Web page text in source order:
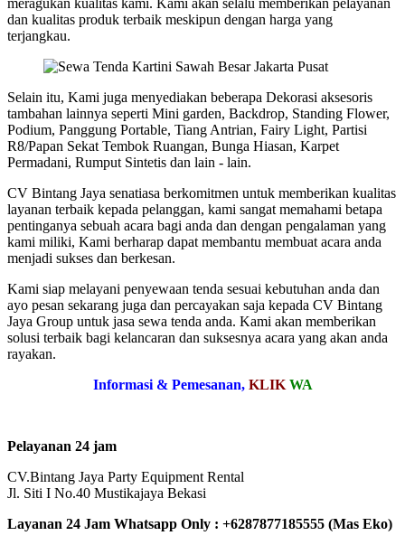
dan kualitas produk terbaik meskipun dengan harga yang
terjangkau.
Selain itu, Kami juga menyediakan beberapa Dekorasi aksesoris
tambahan lainnya seperti Mini garden, Backdrop, Standing Flower,
Podium, Panggung Portable, Tiang Antrian, Fairy Light, Partisi
R8/Papan Sekat Tembok Ruangan, Bunga Hiasan, Karpet
Permadani, Rumput Sintetis dan lain - lain.
CV Bintang Jaya senatiasa berkomitmen untuk memberikan kualitas
layanan terbaik kepada pelanggan, kami sangat memahami betapa
pentinganya sebuah acara bagi anda dan dengan pengalaman yang
kami miliki, Kami berharap dapat membantu membuat acara anda
menjadi sukses dan berkesan.
Kami siap melayani penyewaan tenda sesuai kebutuhan anda dan
ayo pesan sekarang juga dan percayakan saja kepada CV Bintang
Jaya Group untuk jasa sewa tenda anda. Kami akan memberikan
solusi terbaik bagi kelancaran dan suksesnya acara yang akan anda
rayakan.
Informasi & Pemesanan, KLIK WA
Pelayanan 24 jam
CV.Bintang Jaya Party Equipment Rental
Jl. Siti I No.40 Mustikajaya Bekasi
Layanan 24 Jam Whatsapp Only : +6287877185555 (Mas Eko)